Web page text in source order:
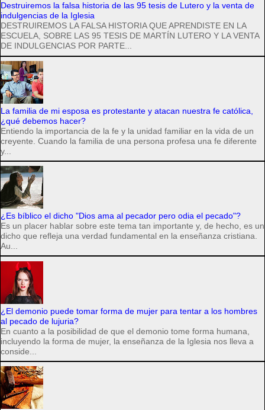
Destruiremos la falsa historia de las 95 tesis de Lutero y la venta de
indulgencias de la Iglesia
DESTRUIREMOS LA FALSA HISTORIA QUE APRENDISTE EN LA
ESCUELA, SOBRE LAS 95 TESIS DE MARTÍN LUTERO Y LA VENTA
DE INDULGENCIAS POR PARTE...
La familia de mi esposa es protestante y atacan nuestra fe católica,
¿qué debemos hacer?
Entiendo la importancia de la fe y la unidad familiar en la vida de un
creyente. Cuando la familia de una persona profesa una fe diferente
y...
¿Es bíblico el dicho "Dios ama al pecador pero odia el pecado"?
Es un placer hablar sobre este tema tan importante y, de hecho, es un
dicho que refleja una verdad fundamental en la enseñanza cristiana.
Au...
¿El demonio puede tomar forma de mujer para tentar a los hombres
al pecado de lujuria?
En cuanto a la posibilidad de que el demonio tome forma humana,
incluyendo la forma de mujer, la enseñanza de la Iglesia nos lleva a
conside...